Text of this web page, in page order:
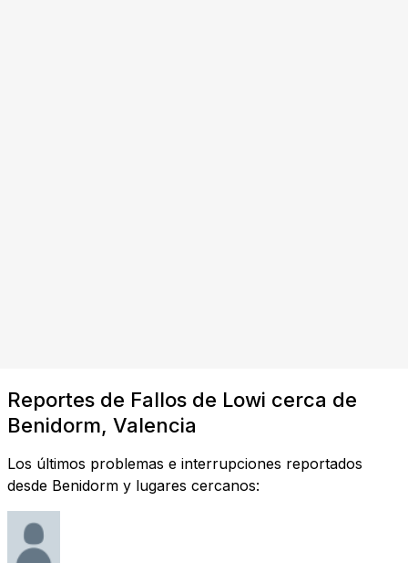
Reportes de Fallos de Lowi cerca de
Benidorm, Valencia
Los últimos problemas e interrupciones reportados
desde Benidorm y lugares cercanos: